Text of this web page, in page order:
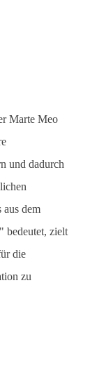
Marte Meo
und dadurch
aus dem
bedeutet, zielt
die
zu